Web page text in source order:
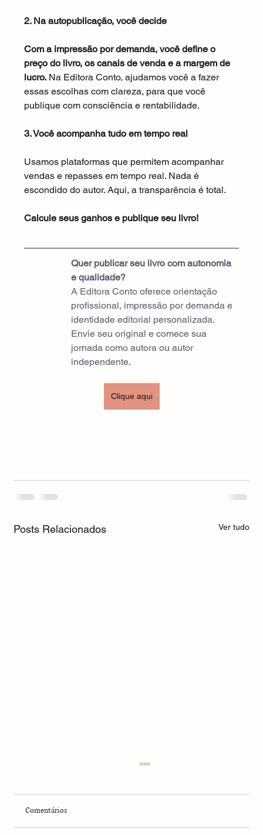
2. Na autopublicação, você decide
Com a impressão por demanda, você define o
preço do livro, os canais de venda e a margem de
lucro. Na Editora Conto, ajudamos você a fazer
essas escolhas com clareza, para que você
publique com consciência e rentabilidade.
3. Você acompanha tudo em tempo real
Usamos plataformas que permitem acompanhar
vendas e repasses em tempo real. Nada é
escondido do autor. Aqui, a transparência é total.
Calcule seus ganhos e publique seu livro!
Quer publicar seu livro com autonomia
e qualidade?
A Editora Conto oferece orientação
profissional, impressão por demanda e
identidade editorial personalizada.
Envie seu original e comece sua
jornada como autora ou autor
independente.
Clique aqui
Posts Relacionados Ver tudo
Comentários